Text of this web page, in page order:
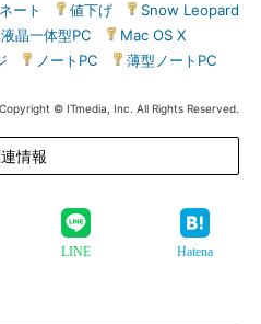
ート 値下げ
Snow Leopard
液晶一体型PC Mac OS X
ノートPC 薄型ノートPC
Copyright © ITmedia, Inc. All Rights Reserved.
情報
LINE Hatena